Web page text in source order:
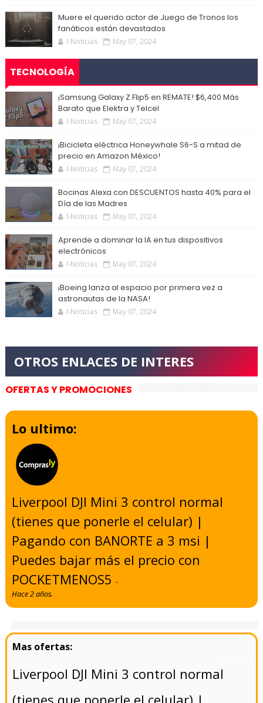
Muere el querido actor de Juego de Tronos los
fanáticos están devastados
I-Noticias May 07, 2024
TECNOLOGÍA
¡Samsung Galaxy Z Flip5 en REMATE! $6,400 Más
Barato que Elektra y Telcel
I-Noticias May 07, 2024
¡Bicicleta eléctrica Honeywhale S6-S a mitad de
precio en Amazon México!
I-Noticias May 07, 2024
Bocinas Alexa con DESCUENTOS hasta 40% para el
Día de las Madres
I-Noticias May 07, 2024
Aprende a dominar la IA en tus dispositivos
electrónicos
I-Noticias May 07, 2024
¡Boeing lanza al espacio por primera vez a
astronautas de la NASA!
I-Noticias May 07, 2024
OFERTAS Y PROMOCIONES
Lo ultimo:
Liverpool DJI Mini 3 control normal
(tienes que ponerle el celular) |
Pagando con BANORTE a 3 msi |
Puedes bajar más el precio con
POCKETMENOS5-
Hace 2 años.
Liverpool DJI Mini 3 control normal